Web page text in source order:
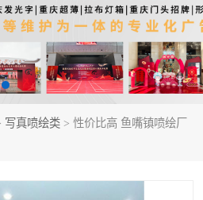
写真喷绘类 > 性价比高 鱼嘴镇喷绘厂
发光字类
形象墙类
写真喷绘类
条幅